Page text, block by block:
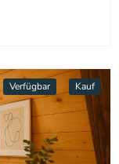
Verfügbar Kauf